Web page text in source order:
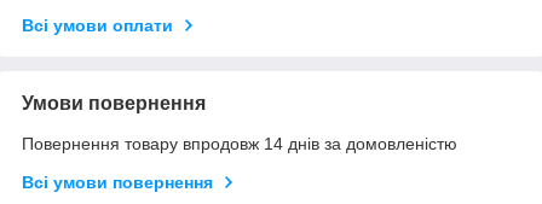
Всі умови оплати
Умови повернення
Повернення товару впродовж 14 днів за домовленістю
Всі умови повернення